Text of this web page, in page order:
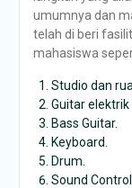
umumnya dan
telah di beri
mahasiswa
Studio dan
Guitar elektrik
Bass Guitar.
Keyboard.
Drum.
Sound Control.